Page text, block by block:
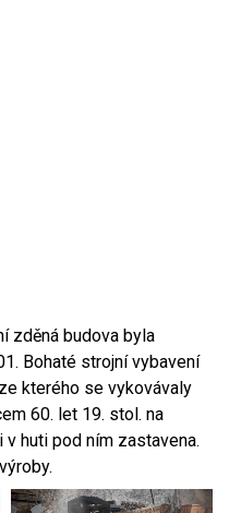
zděná budova byla
Bohaté strojní vybavení
kterého se vykovávaly
60. let 19. stol. na
huti pod ním zastavena.